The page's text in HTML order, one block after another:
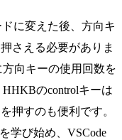
に変えた後、方向キ
さえる必要がありま
向キーの使用回数を
のcontrolキーは
押すのも便利です。
学び始め、VSCode